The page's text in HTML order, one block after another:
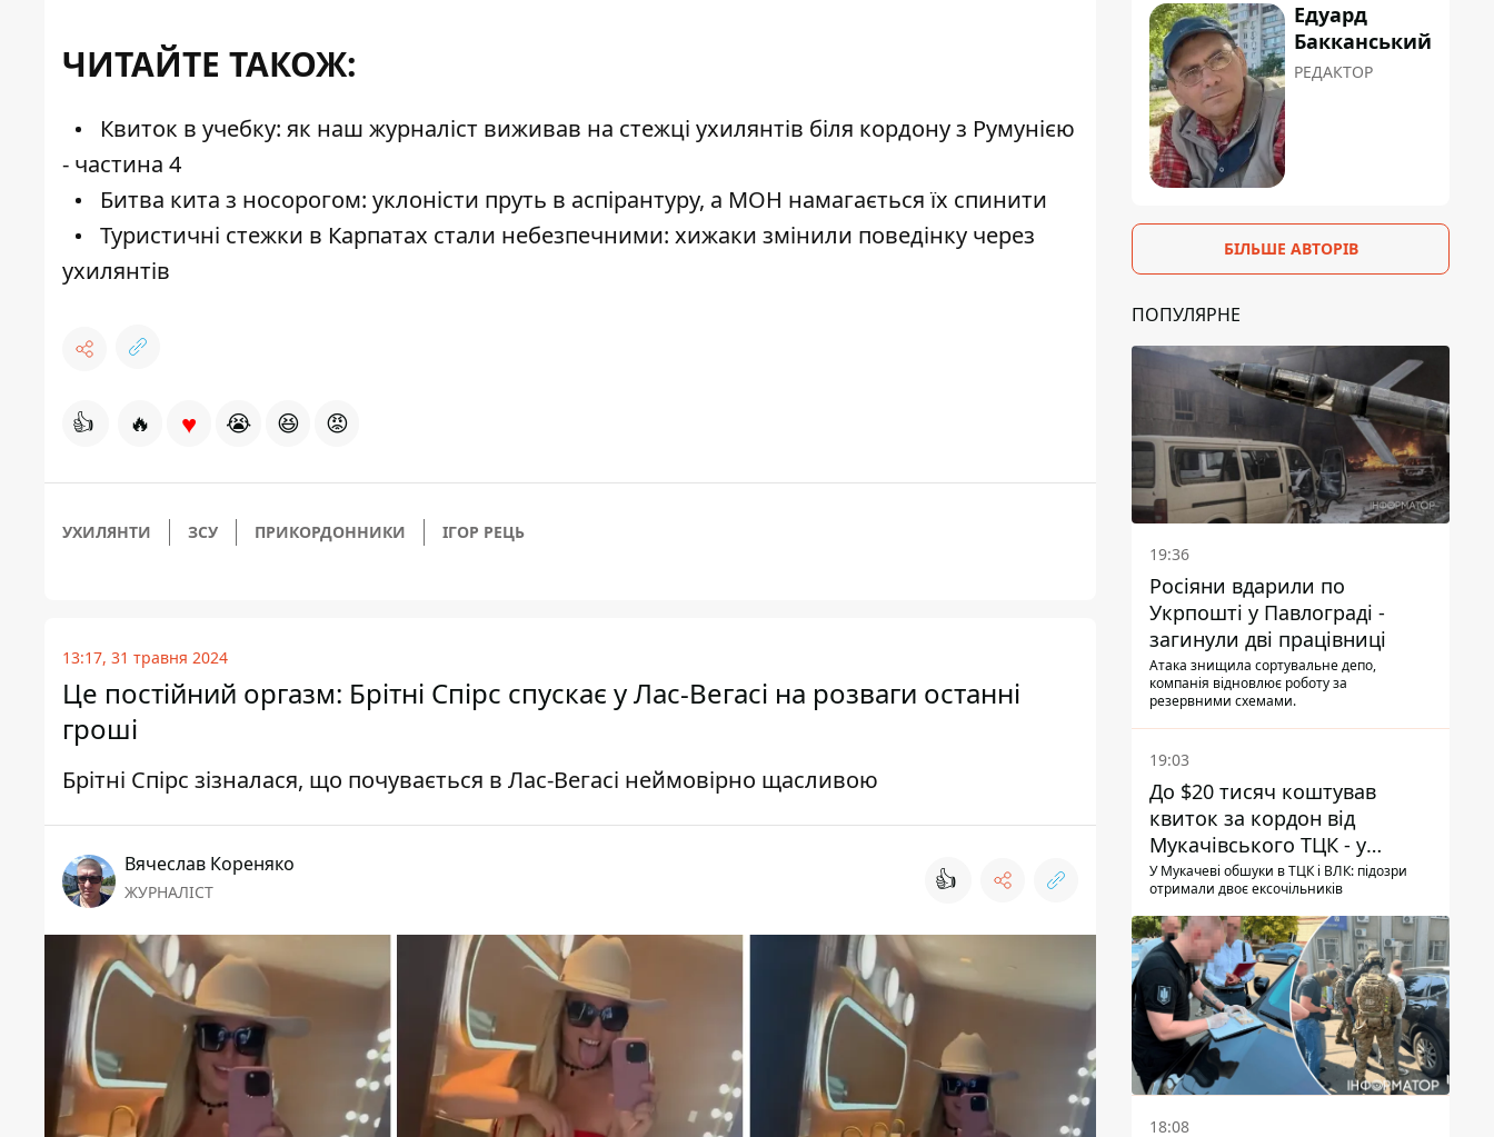
ЧИТАЙТЕ ТАКОЖ:
Квиток в учебку: як наш журналіст виживав на стежці ухилянтів біля кордону з Румунією
- частина 4
Битва кита з носорогом: уклоністи пруть в аспірантуру, а МОН намагається їх спинити
Туристичні стежки в Карпатах стали небезпечними: хижаки змінили поведінку через
ухилянтів
👍 🔥 ♥ 😭 😆 😡
УХИЛЯНТИ ЗСУ ПРИКОРДОННИКИ ІГОР РЕЦЬ
13:17, 31 травня 2024
Це постійний оргазм: Брітні Спірс спускає у Лас-Вегасі на розваги останні
гроші
Брітні Спірс зізналася, що почувається в Лас-Вегасі неймовірно щасливою
Вячеслав Кореняко
ЖУРНАЛІСТ 👍
Едуард
Бакканський
РЕДАКТОР
БІЛЬШЕ АВТОРІВ
ПОПУЛЯРНЕ
19:36
Росіяни вдарили по
Укрпошті у Павлограді -
загинули дві працівниці
Атака знищила сортувальне депо,
компанія відновлює роботу за
резервними схемами.
19:03
До $20 тисяч коштував
квиток за кордон від
Мукачівського ТЦК - у
гучній справі перші підозри
отримали двоє колишніх
керівників
У Мукачеві обшуки в ТЦК і ВЛК: підозри
отримали двоє ексочільників
18:08